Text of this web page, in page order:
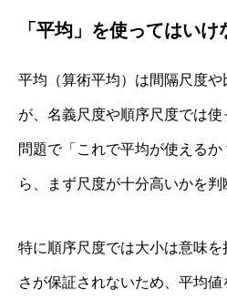
「平均」を使ってはいけ
平均（算術平均）は間隔尺度
が、名義尺度や順序尺度では
問題で「これで平均が使える
ら、まず尺度が十分高いかを判
特に順序尺度では大小は意味
さが保証されないため、平均